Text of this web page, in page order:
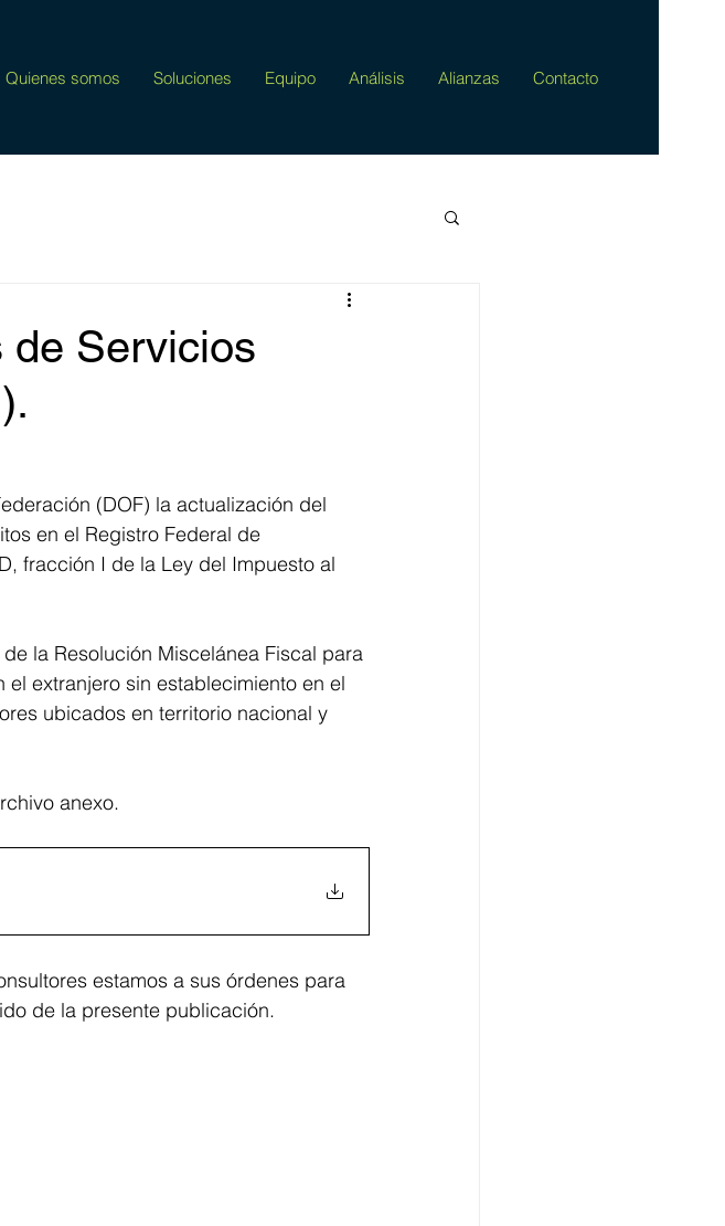
Quienes somos Soluciones Equipo Análisis Alianzas Contacto
de Servicios
(DOF) la actualización del
en el Registro Federal de
fracción I de la Ley del Impuesto al
la Resolución Miscelánea Fiscal para
extranjero sin establecimiento en el
ubicados en territorio nacional y
anexo.
estamos a sus órdenes para
de la presente publicación.